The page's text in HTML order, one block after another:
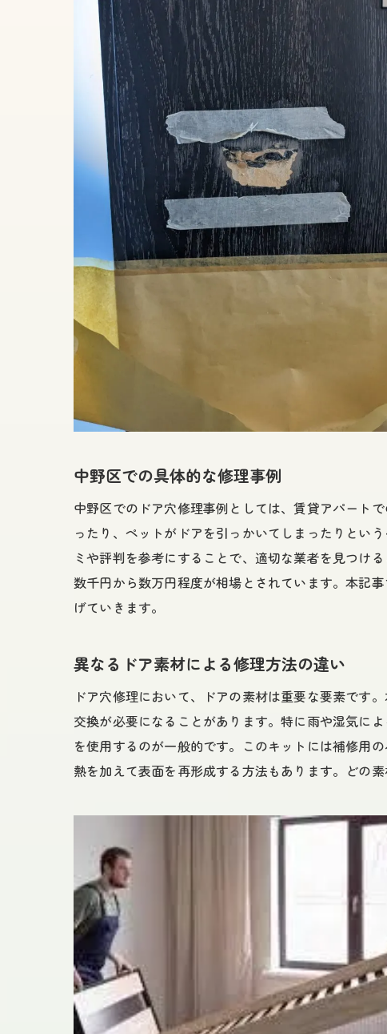
中野区での具体的な修理事例
中野区でのドア穴修理事例としては、賃貸アパート
ったり、ペットがドアを引っかいてしまったりとい
ミや評判を参考にすることで、適切な業者を見つけ
数千円から数万円程度が相場とされています。本記
げていきます。
異なるドア素材による修理方法の違い
ドア穴修理において、ドアの素材は重要な要素です
交換が必要になることがあります。特に雨や湿気に
を使用するのが一般的です。このキットには補修用
熱を加えて表面を再形成する方法もあります。どの